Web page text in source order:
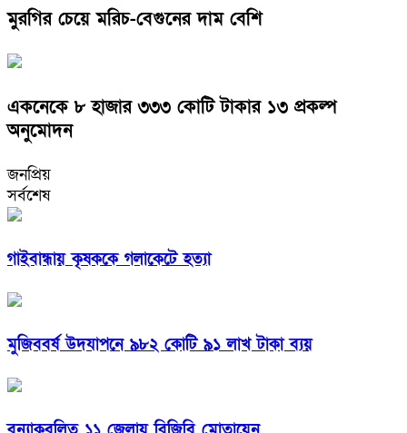
মুরগির চেয়ে মরিচ-বেগুনের দাম বেশি
একনেকে ৮ হাজার ৩৩৩ কোটি টাকার ১৩ প্রকল্প
অনুমোদন
জনপ্রিয়
সর্বশেষ
গাইবান্ধায় কৃষককে গলাকেটে হত্যা
মুজিববর্ষ উদযাপনে ৯৮২ কোটি ৯১ লাখ টাকা ব্যয়